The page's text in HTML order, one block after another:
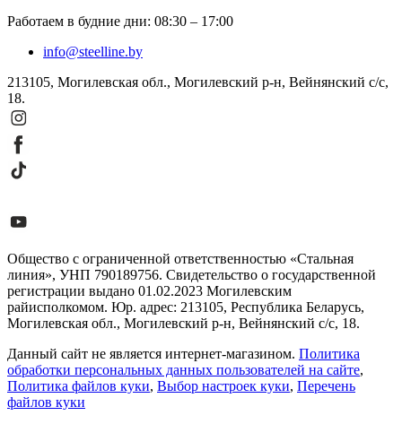
Работаем в будние дни: 08:30 – 17:00
info@steelline.by
213105, Могилевская обл., Могилевский р-н, Вейнянский с/с,
18.
Общество с ограниченной ответственностью «Стальная
линия», УНП 790189756. Свидетельство о государственной
регистрации выдано 01.02.2023 Могилевским
райисполкомом. Юр. адрес: 213105, Республика Беларусь,
Могилевская обл., Могилевский р-н, Вейнянский с/с, 18.
Данный сайт не является интернет-магазином. Политика
обработки персональных данных пользователей на сайте,
Политика файлов куки, Выбор настроек куки, Перечень
файлов куки